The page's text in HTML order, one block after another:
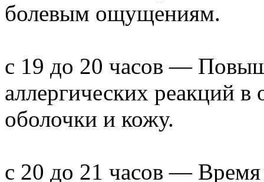
болевым ощущениям.
с 19 до 20 часов —
аллергических реакций в
оболочки и кожу.
с 20 до 21 часов — Время